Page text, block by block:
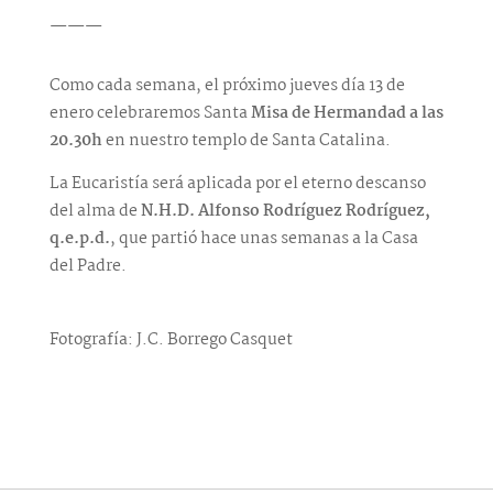
———
Como cada semana, el próximo jueves día 13 de
enero celebraremos SantaMisa de Hermandad a las
20.30hen nuestro templo de Santa Catalina.
La Eucaristía será aplicada por el eterno descanso
del alma deN.H.D. Alfonso Rodríguez Rodríguez,
q.e.p.d., que partió hace unas semanas a la Casa
del Padre.
Fotografía: J.C. Borrego Casquet